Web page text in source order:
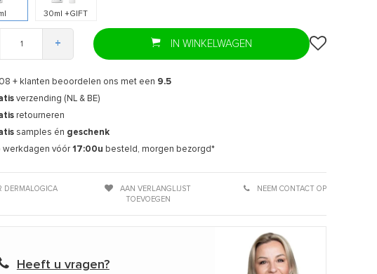
30ml +GIFT
+ IN WINKELWAGEN
+ klanten beoordelen ons met een 9.5
verzending (NL & BE)
retourneren
samples én geschenk
werkdagen vóór 17:00u besteld, morgen bezorgd*
DERMALOGICA
AAN VERLANGLIJST
TOEVOEGEN
NEEM CONTACT OP
Heeft u vragen?